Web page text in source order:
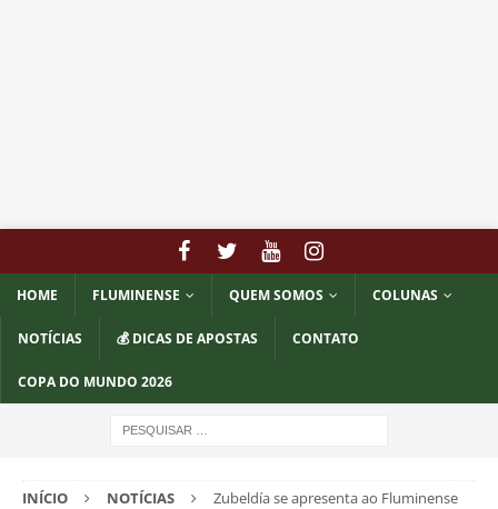
HOME FLUMINENSE QUEM SOMOS COLUNAS
NOTÍCIAS 💰 DICAS DE APOSTAS CONTATO
COPA DO MUNDO 2026
INÍCIO NOTÍCIAS
Zubeldía se apresenta ao Fluminense